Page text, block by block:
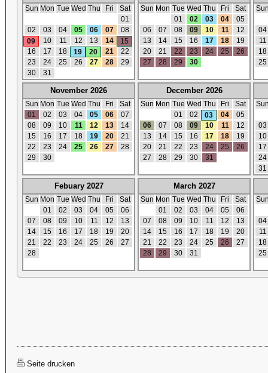
Sun Mon Tue Wed Thu Fri
Sat
01
02
03 04 05 06 07
08
09
10 11 12 13 14
15
16
17 18 19 20 21
22
23
24 25 26 27 28
29
30
31
Sun Mon Tue Wed Thu Fri
Sat
01
02 03 04
05
06
07 08 09 10 11
12
13
14 15 16 17 18
19
20
21 22 23 24 25
26
27
28 29 30
04
11
18
25
November 2026
Sun Mon Tue Wed Thu Fri
Sat
01
02 03 04 05 06
07
08
09 10 11 12 13
14
15
16 17 18 19 20
21
22
23 24 25 26 27
28
29
30
December 2026
Sun Mon Tue Wed Thu Fri
Sat
01
02 03 04
05
06
07 08 09 10 11
12
13
14 15 16 17 18
19
20
21 22 23 24 25
26
27
28 29 30 31
03
10
17
24
31
Febuary 2027
Sun Mon Tue Wed Thu Fri
Sat
01
02 03 04 05
06
07
08 09 10 11 12
13
14
15 16 17 18 19
20
21
22 23 24 25 26
27
28
March 2027
Sun Mon Tue Wed Thu Fri
Sat
01
02 03 04 05
06
07
08 09 10 11 12
13
14
15 16 17 18 19
20
21
22 23 24 25 26
27
28
29 30 31
04
11
18
25
Seite drucken